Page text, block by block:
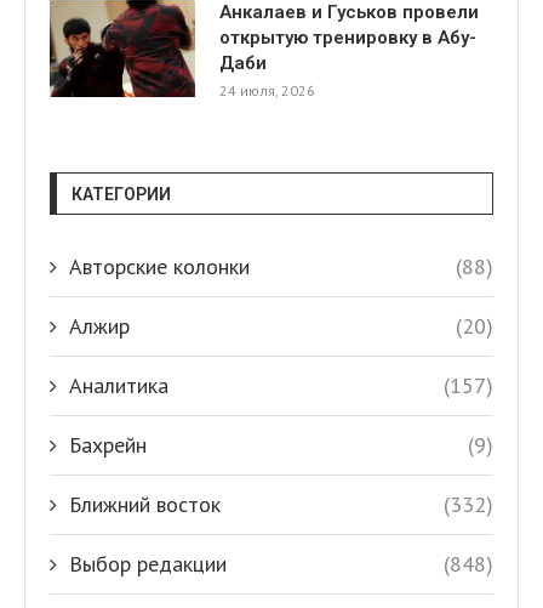
Анкалаев и Гуськов провели
открытую тренировку в Абу-
Даби
24 июля, 2026
КАТЕГОРИИ
Авторские колонки (88)
Алжир (20)
Аналитика (157)
Бахрейн (9)
Ближний восток (332)
Выбор редакции (848)